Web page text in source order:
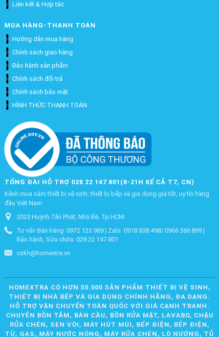
Liên kết & Hợp tác
MUA HÀNG-THANH TOÁN
Hướng dẫn mua hàng
Chính sách giao hàng
Bảo hành sản phẩm
Chính sách đổi trả
Chính sách bảo mật
HÌNH THỨC THANH TOÁN
TỔNG ĐÀI HỖ TRỢ 028 22 147 801(8-21H KỂ CẢ T7, CN)
Kênh mua sắm thiết bị vệ sinh, thiết bị bếp và gia dụng giá tốt, uy tín hàng
đầu Việt Nam
2023 Huỳnh Tấn Phát, Nhà Bè, Tp.HCM
Tư vấn Bán hàng: 0972 123 989 | Zalo: 0918 838 498/ 0966 366 899 |
Bảo hành, Sửa chữa: 028 22 147 801
cskh@homextra.vn
HOMEXTRA CÓ HƠN 50.000 SẢN PHẨM THIẾT BỊ VỆ SINH,
THIẾT BỊ NHÀ BẾP VÀ GIA DỤNG CHÍNH HÃNG, ĐA DẠNG.
HỖ TRỢ VẬN CHUYỂN TOÀN QUỐC VỚI GIÁ CẠNH TRANH.
CHUYÊN BỒN TẮM, BÀN CẦU, BỒN RỬA MẶT, LAVABO, CHẬU
RỬA CHÉN, SEN VÒI, MÁY HÚT MÙI, BẾP ĐIỆN, BẾP ĐIỆN,
TỪ, GAS, MÁY NƯỚC NÓNG, MÁY RỬA CHÉN, LÒ NƯỚNG, TỦ